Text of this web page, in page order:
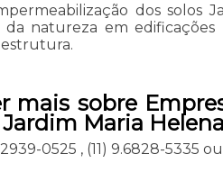
dos solos
da natureza em
mais sobre
Maria Helena
2939-0525 , (11) 9.6828-5335 ou